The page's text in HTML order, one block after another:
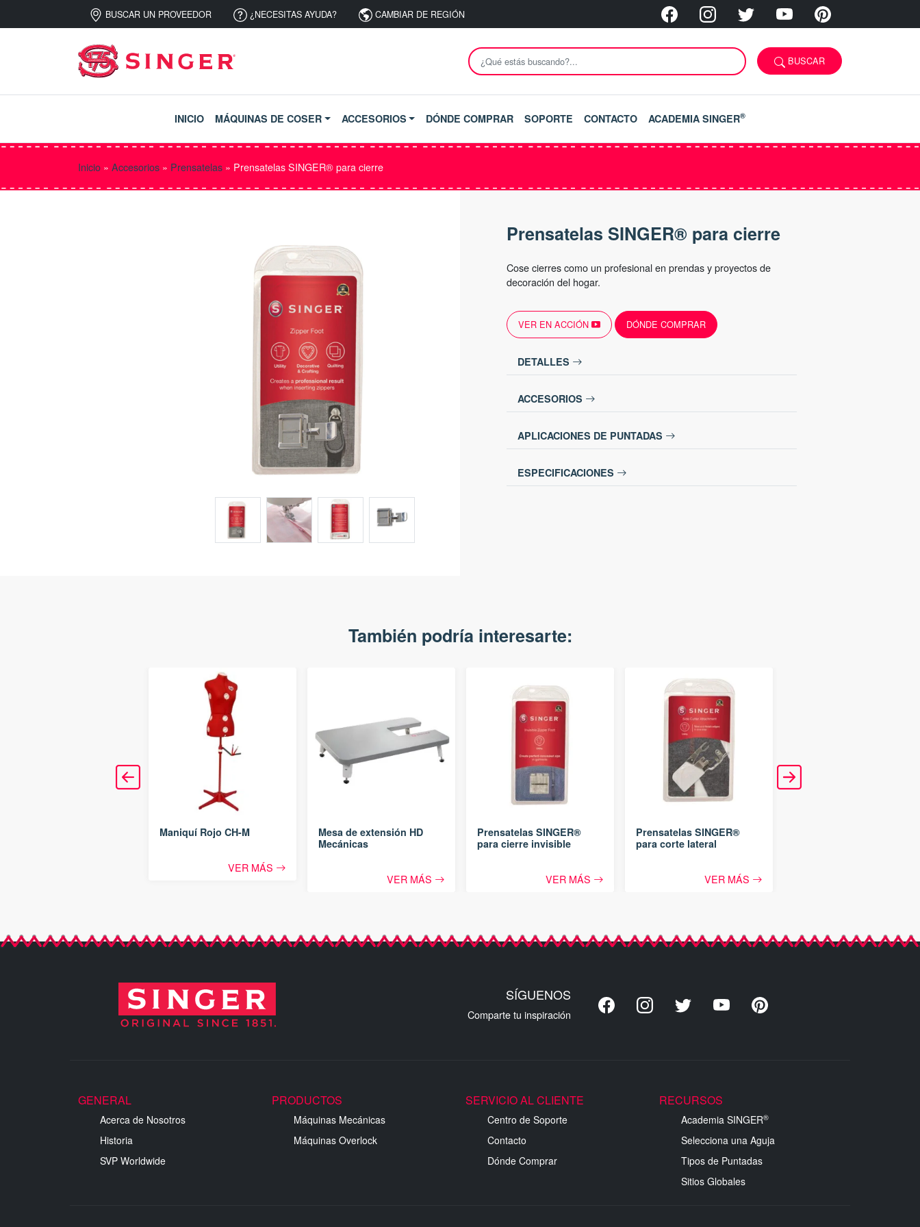
BUSCAR UN PROVEEDOR ¿NECESITAS AYUDA? CAMBIAR DE REGIÓN
BUSCAR
INICIO MÁQUINAS DE COSER ACCESORIOS DÓNDE COMPRAR SOPORTE CONTACTO ACADEMIA SINGER®
Inicio » Accesorios » Prensatelas » Prensatelas SINGER® para cierre
Prensatelas SINGER® para cierre
Cose cierres como un profesional en prendas y proyectos de
decoración del hogar.
VER EN ACCIÓN DÓNDE COMPRAR
DETALLES
ACCESORIOS
APLICACIONES DE PUNTADAS
ESPECIFICACIONES
También podría interesarte:
Maniquí Rojo CH-M
VER MÁS
Mesa de extensión HD
Mecánicas
VER MÁS
Prensatelas SINGER®
para cierre invisible
VER MÁS
Prensatelas SINGER®
para corte lateral
VER MÁS
SÍGUENOS
Comparte tu inspiración
GENERAL
Acerca de Nosotros
Historia
SVP Worldwide
PRODUCTOS
Máquinas Mecánicas
Máquinas Overlock
SERVICIO AL CLIENTE
Centro de Soporte
Contacto
Dónde Comprar
RECURSOS
Academia SINGER®
Selecciona una Aguja
Tipos de Puntadas
Sitios Globales